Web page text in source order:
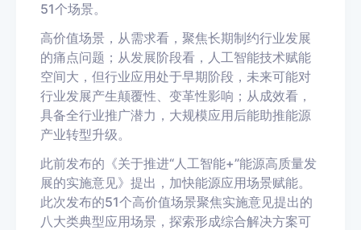
51个场景。
高价值场景，从需求看，聚焦长期制约行业发展
的痛点问题；从发展阶段看，人工智能技术赋能
空间大，但行业应用处于早期阶段，未来可能对
行业发展产生颠覆性、变革性影响；从成效看，
具备全行业推广潜力，大规模应用后能助推能源
产业转型升级。
此前发布的《关于推进“人工智能+”能源高质量发
展的实施意见》提出，加快能源应用场景赋能。
此次发布的51个高价值场景聚焦实施意见提出的
八大类典型应用场景，探索形成综合解决方案可